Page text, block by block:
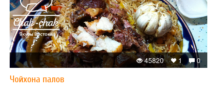
0
1
45820
Чойхона палов